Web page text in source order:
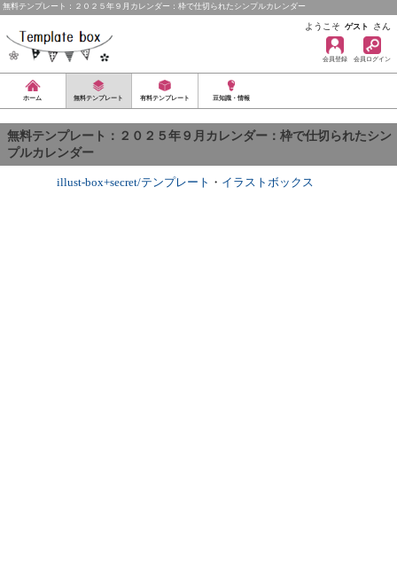
無料テンプレート：２０２５年９月カレンダー：枠で仕切られたシンプルカレンダー
ようこそ ゲスト さん
会員登録 会員ログイン
ホーム 無料テンプレート 有料テンプレート 豆知識・情報
無料テンプレート：２０２５年９月カレンダー：枠で仕切られたシン
プルカレンダー
illust-box+secret/テンプレート ・ イラストボックス